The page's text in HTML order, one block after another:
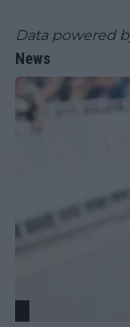
Data powered
News